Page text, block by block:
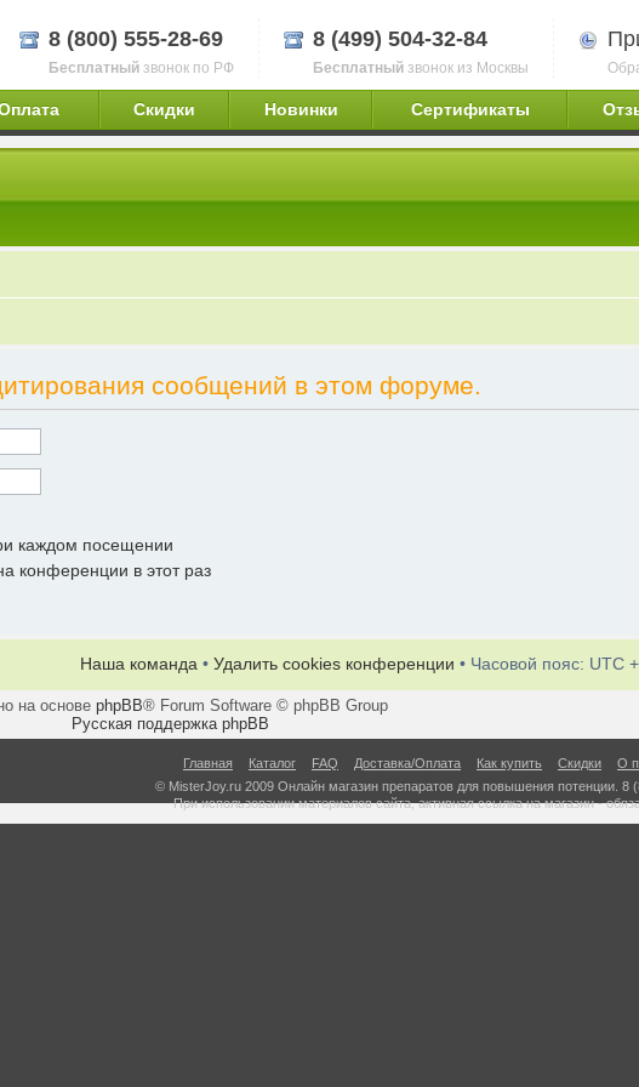
8 (800) 555-28-69
Бесплатный звонок по РФ
8 (499) 504-32-84
Бесплатный звонок из Москвы
Скидки Новинки Сертификаты
сообщений в этом форуме.
каждом посещении
конференции в этот раз
Наша команда • Удалить cookies конференции • Часовой пояс: UTC
на основе phpBB® Forum Software © phpBB Group
Русская поддержка phpBB
Главная Каталог FAQ Доставка/Оплата Как купить Скидки О
© MisterJoy.ru 2009 Онлайн магазин препаратов для повышения потенции. 8
При использовании материалов сайта, активная ссылка на магазин -